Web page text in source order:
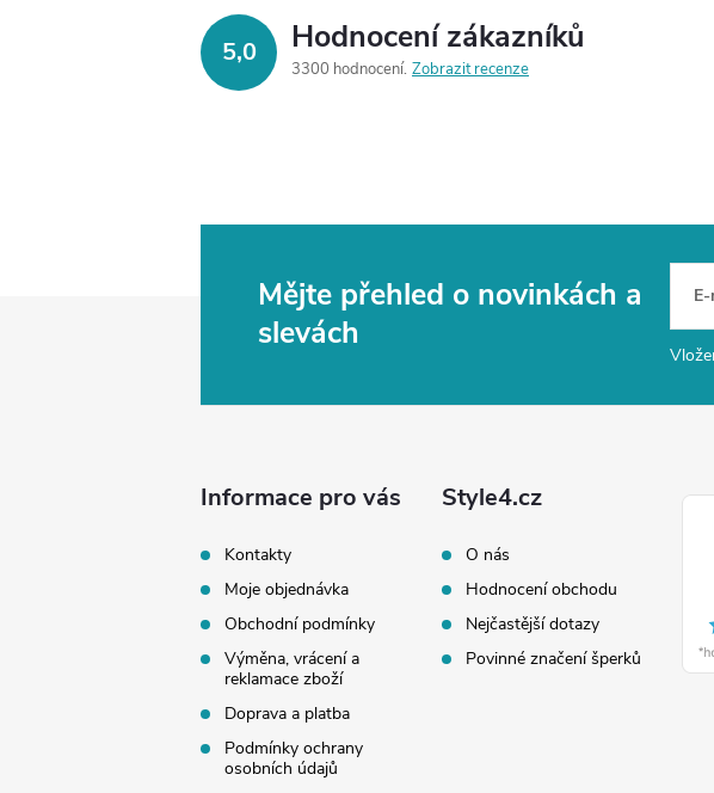
5,0 Hodnocení zákazníků
3300 hodnocení Zobrazit recenze
Mějte přehled o novinkách a
slevách
Informace pro vás
Kontakty
Moje objednávka
Obchodní podmínky
Výměna, vrácení a
reklamace zboží
Doprava a platba
Podmínky ochrany
osobních údajů
Style4.cz
O nás
Hodnocení obchodu
Nejčastější dotazy
Povinné značení šperků